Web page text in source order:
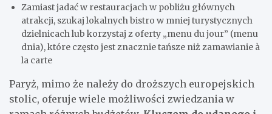
Zamiast jadać w restauracjach w pobliżu głównych
atrakcji, szukaj lokalnych bistro w mniej turystycznych
dzielnicach lub korzystaj z oferty „menu du jour” (menu
dnia), które często jest znacznie tańsze niż zamawianie à
la carte
Paryż, mimo że należy do droższych europejskich
stolic, oferuje wiele możliwości zwiedzania w